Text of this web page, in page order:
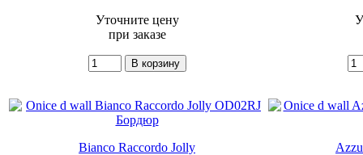
Уточните цену
при заказе
Bianco Raccordo Jolly